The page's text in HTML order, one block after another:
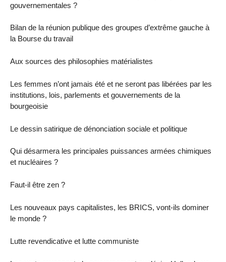
gouvernementales ?
Bilan de la réunion publique des groupes d’extrême gauche à
la Bourse du travail
Aux sources des philosophies matérialistes
Les femmes n’ont jamais été et ne seront pas libérées par les
institutions, lois, parlements et gouvernements de la
bourgeoisie
Le dessin satirique de dénonciation sociale et politique
Qui désarmera les principales puissances armées chimiques
et nucléaires ?
Faut-il être zen ?
Les nouveaux pays capitalistes, les BRICS, vont-ils dominer
le monde ?
Lutte revendicative et lutte communiste